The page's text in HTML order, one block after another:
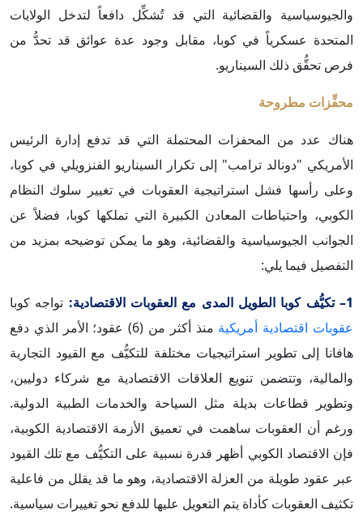
والجيوسياسية والقضائية التي قد تُشكِّل دافعاً لتدخل الولايات
المتحدة عسكرياً في كوبا، مقابل وجود عدة عوائق قد تحدُّ من
فرص تحقُّق ذلك السيناريو.
محفِّزات مطروحة
هناك عدد من المحفزات المحتملة التي قد تدفع إدارة الرئيس
الأمريكي "دونالد ترامب" إلى تكرار السيناريو الفنزويلي في كوبا،
وعلى رأسها فشل استراتيجية العقوبات في تغيير سلوك النظام
الكوبي، واحتياطات المعادن الكبيرة التي تملكها كوبا، فضلاً عن
الجوانب الجيوسياسية والقضائية، وهو ما يمكن توضيحه بمزيد من
التفصيل فيما يلي:
1– تكيُّف كوبا الطويل المدى مع العقوبات الاقتصادية:
تواجه كوبا
عقوبات اقتصادية أمريكية
منذ أكثر من (6) عقود؛ الأمر الذي دفع
هافانا إلى تطوير استراتيجيات مختلفة للتكيُّف مع القيود التجارية
والمالية، وتتضمن تنويع العلاقات الاقتصادية مع شركاء دوليين،
وتطوير قطاعات بديلة مثل السياحة والخدمات الطبية الدولية.
ورغم أن العقوبات ساهمت في تعميق الأزمة الاقتصادية الكوبية،
فإن الاقتصاد الكوبي أظهر قدرة نسبية على التكيُّف مع تلك القيود
عبر عقود طويلة من العزلة الاقتصادية، وهو ما قد يقلل من فاعلية
تكثيف العقوبات كأداة يتم التعويل عليها للدفع نحو تغييرات سياسية.